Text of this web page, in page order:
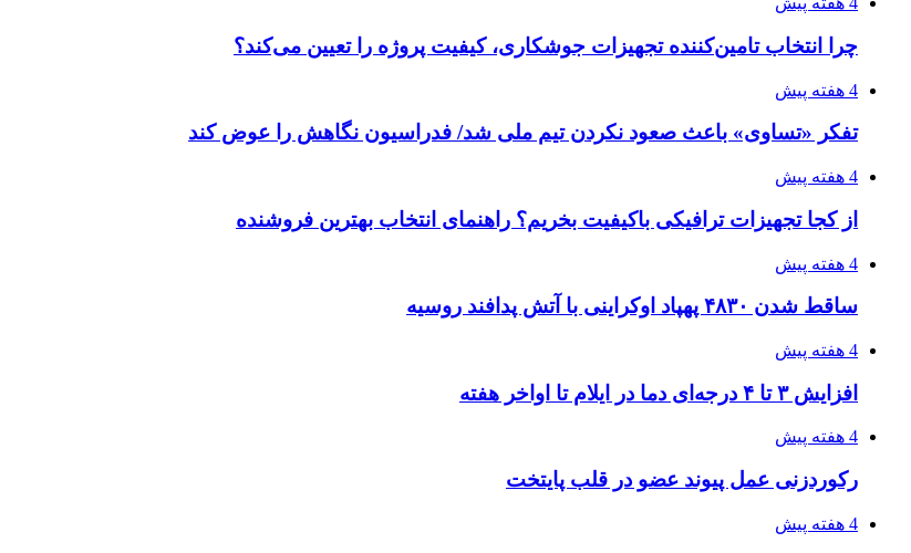
چرا انتخاب تامین‌کننده تجهیزات جوشکاری، کیفیت پروژه را تعیین می‌کند؟
4 هفته پیش
تفکر «تساوی» باعث صعود نکردن تیم ملی شد/ فدراسیون نگاهش را عوض کند
4 هفته پیش
از کجا تجهیزات ترافیکی باکیفیت بخریم؟ راهنمای انتخاب بهترین فروشنده
4 هفته پیش
ساقط شدن ۴۸۳۰ پهپاد اوکراینی با آتش پدافند روسیه
4 هفته پیش
افزایش ۳ تا ۴ درجه‌ای دما در ایلام تا اواخر هفته
4 هفته پیش
رکوردزنی عمل پیوند عضو در قلب پایتخت
4 هفته پیش